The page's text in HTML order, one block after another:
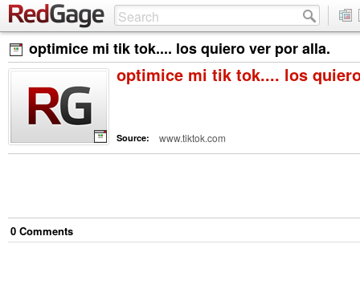
optimice mi tik tok.... los quiero ver por alla.
optimice mi tik tok.... los
Source: www.tiktok.com
0 Comments